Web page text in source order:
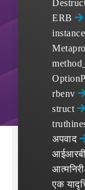
ERB
rbenv
struct
अपवाद
आईआरबी
एक